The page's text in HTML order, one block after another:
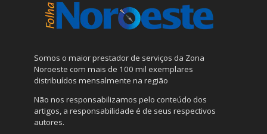
Somos o maior prestador de serviços da Zona
Noroeste com mais de 100 mil exemplares
distribuídos mensalmente na região
Não nos responsabilizamos pelo conteúdo dos
artigos, a responsabilidade é de seus respectivos
autores.